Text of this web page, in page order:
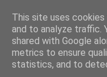
This site uses
and to analyze traffic.
shared with Google
metrics to ensure
statistics, and to